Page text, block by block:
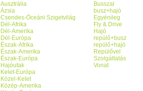
Ausztrália
Ázsia
Csendes-Óceáni Szigetvilág
Dél-Afrika
Dél-Amerika
Dél-Európa
Észak-Afrika
Észak-Amerika
Észak-Európa
Hajóutak
Kelet-Európa
Közel-Kelet
Közép-Amerika
Busszal
busz+hajó
Egyénileg
Fly & Drive
Hajó
repülő+busz
repülő+hajó
Repülővel
Szolgáltatás
Vonat